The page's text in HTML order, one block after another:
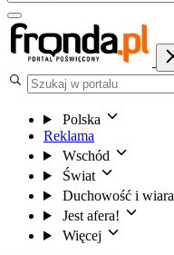
Polska
Reklama
Wschód
Świat
Duchowość i wiara
Jest afera!
Więcej